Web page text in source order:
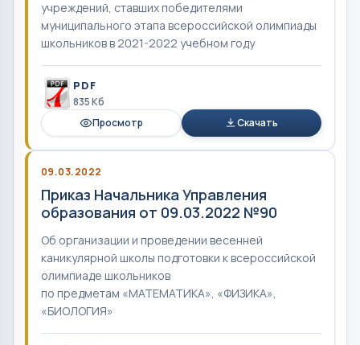
учреждений, ставших победителями
муниципального этапа всероссийской олимпиады
школьников в 2021-2022 учебном году
PDF
835 Кб
Просмотр
Скачать
09.03.2022
Приказ Начальника Управления
образования от 09.03.2022 №90
Об организации и проведении весенней
каникулярной школы подготовки к всероссийской
олимпиаде школьников
по предметам «МАТЕМАТИКА», «ФИЗИКА»,
«БИОЛОГИЯ»